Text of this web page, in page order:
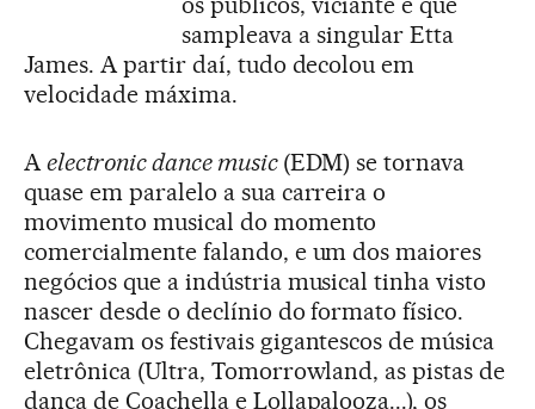
sampleava a singular Etta
James. A partir daí, tudo decolou em
velocidade máxima.
Aelectronic dance music (EDM) se tornava
quase em paralelo a sua carreira o
movimento musical do momento
comercialmente falando, e um dos maiores
negócios que a indústria musical tinha visto
nascer desde o declínio do formato físico.
Chegavam os festivais gigantescos de música
eletrônica (Ultra, Tomorrowland, as pistas de
dança de Coachella e Lollapalooza...), os